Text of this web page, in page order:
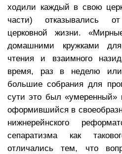
ходили каждый в свою
части) отказывались
церковной жизни.
домашними кружками
чтения и взаимного
время, раз в неделю
большие собрания для
сути это был «умеренный»
оформившийся в
нижнерейнского
сепаратизма как
отличались тем, что